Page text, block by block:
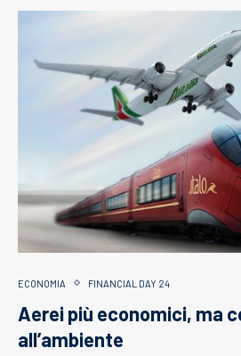
ECONOMIA FINANCIAL DAY 24
Aerei più economici, ma
all’ambiente